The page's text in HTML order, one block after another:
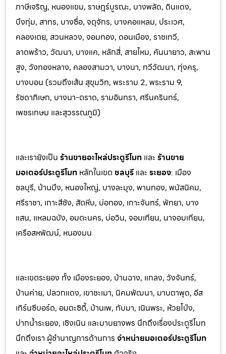
ภาษีเจริญ, หนองแขม, ราษฎร์บูรณะ, บางพลัด, ดินแดง,
บึงกุ่ม, สาทร, บางซื่อ, จตุจักร, บางคอแหลม, ประเวศ,
คลองเตย, สวนหลวง, จอมทอง, ดอนเมือง, ราชเทวี,
ลาดพร้าว, วัฒนา, บางแค, หลักสี่, สายไหม, คันนายาว, สะพาน
สูง, วังทองหลาง, คลองสามวา, บางนา, ทวีวัฒนา, ทุ่งครุ,
บางบอน (รวมถึงเส้น สุขุมวิท, พระราม 2, พระราม 9,
รัชดาภิเษก, บางนา-ตราด, รามอินทรา, ศรีนครินทร์,
เพชรเกษม และสุวรรณภูมิ)
และเรายังเป็น ร้านขายอะไหล่ประตูรีโมท และ ร้านขาย
มอเตอร์ประตูรีโมท หลักในเขต ชลบุรี และ ระยอง: เมือง
ชลบุรี, บ้านบึง, หนองใหญ่, บางละมุง, พานทอง, พนัสนิคม,
ศรีราชา, เกาะสีชัง, สัตหีบ, บ่อทอง, เกาะจันทร์, พัทยา, บาง
แสน, แหลมฉบัง, อมตะนคร, บ่อวิน, จอมเทียน, นาจอมเทียน,
เครือสหพัฒน์, หนองมน
และเขตระยอง ทั้ง เมืองระยอง, บ้านฉาง, แกลง, วังจันทร์,
บ้านค่าย, ปลวกแดง, เขาชะเมา, นิคมพัฒนา, มาบตาพุด, อีส
เทิร์นซีบอร์ด, อมตะซิตี้, บ้านเพ, ทับมา, เนินพระ, ห้วยโป่ง,
ปากน้ำระยอง, เชิงเนิน และมาบยางพร นึกถึงเรื่องประตูรีโมท
นึกถึงเรา ผู้ชำนาญการด้านการ จำหน่ายมอเตอร์ประตูรีโมท